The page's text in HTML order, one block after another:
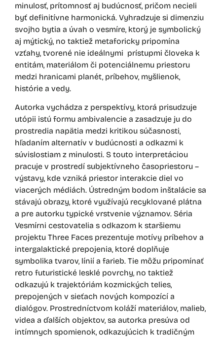
minulosť, prítomnosť aj budúcnosť, pričom necieli
byť definitívne harmonická. Vyhradzuje si dimenziu
svojho bytia a úvah o vesmíre, ktorý je symbolický
aj mýtický, no taktiež metaforicky pripomína
vzťahy, tvorené nie ideálnymi prístupmi človeka k
entitám, materiálom či potenciálnemu priestoru
medzi hranicami planét, príbehov, myšlienok,
histórie a vedy.
Autorka vychádza z perspektívy, ktorá prisudzuje
utópii istú formu ambivalencie a zasadzuje ju do
prostredia napätia medzi kritikou súčasnosti,
hľadaním alternatív v budúcnosti a odkazmi k
súvislostiam z minulosti. S touto interpretáciou
pracuje v prostredí subjektívneho časopriestoru –
výstavy, kde vzniká priestor interakcie diel vo
viacerých médiách. Ústredným bodom inštalácie sa
stávajú obrazy, ktoré využívajú recyklované plátna
a pre autorku typické vrstvenie významov. Séria
Vesmírni cestovatelia s odkazom k staršiemu
projektu Three Faces prezentuje motívy príbehov a
intergalaktické prepojenia, ktoré doplňuje
symbolika tvarov, línií a farieb. Tie môžu pripomínať
retro futuristické lesklé povrchy, no taktiež
odkazujú k trajektóriám kozmických telies,
prepojených v sieťach nových kompozící a
dialógov. Prostredníctvom koláží materiálov, malieb,
videa a ďalších objektov, sa autorka presúva od
intímnych spomienok, odkazujúcich k tradičným